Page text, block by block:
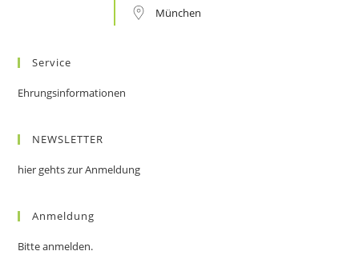
München
Service
Ehrungsinformationen
NEWSLETTER
hier gehts zur Anmeldung
Anmeldung
Bitte anmelden.